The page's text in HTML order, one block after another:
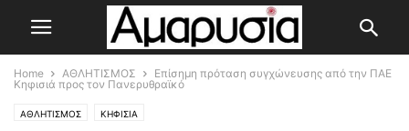
Home ΑΘΛΗΤΙΣΜΟΣ
Επίσημη πρόταση συγχώνευσης από την ΠΑΕ
Κηφισιά προς τον Πανερυθραϊκό
ΑΘΛΗΤΙΣΜΟΣ ΚΗΦΙΣΙΑ